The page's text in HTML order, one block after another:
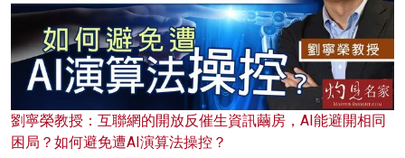
劉寧榮教授：互聯網的開放反催生資訊繭房，AI能避開相同
困局？如何避免遭AI演算法操控？